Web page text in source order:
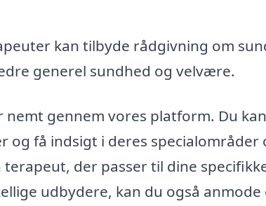
kan tilbyde rådgivning om
generel sundhed og velvære.
gennem vores platform. Du kan
og få indsigt i deres specialområder
der passer til dine
udbydere, kan du også anmode